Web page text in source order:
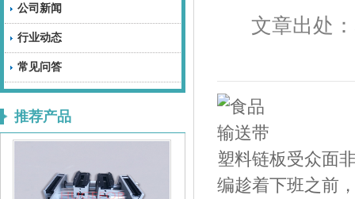
公司新闻
行业动态
常见问答
推荐产品
文章出处
塑料链板受众面
编趁着下班之前